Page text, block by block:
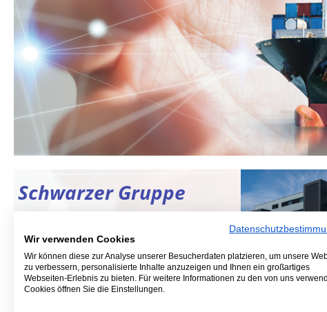
Schwarzer Gruppe
oberstes Ziel, den täglichen
Anforderungen unserer Kunden
gerecht zu werden. Unser
Geschäftsfeld undServiceangebot
Schmelzer
Wir verwenden Cookies
Wir können diese zur Analyse unserer Besucherdaten platzieren, um unsere
zu verbessern, personalisierte Inhalte anzuzeigen und Ihnen ein großartiges
Webseiten-Erlebnis zu bieten. Für weitere Informationen zu den von uns
Cookies öffnen Sie die Einstellungen.